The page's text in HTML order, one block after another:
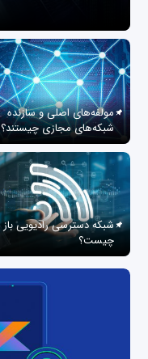
مولفه‌های اصلی و سازنده
شبکه‌های مجازی چیستند؟
شبکه دسترسی رادیویی باز
چیست؟